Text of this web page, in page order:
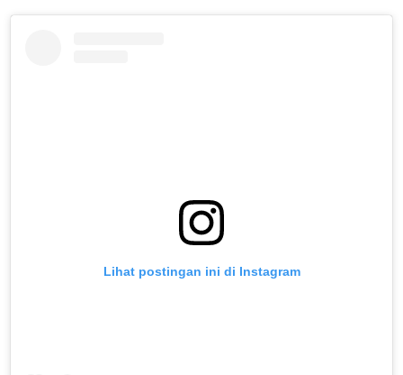
Lihat postingan ini di Instagram